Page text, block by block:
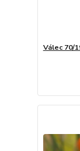
Válec 70/